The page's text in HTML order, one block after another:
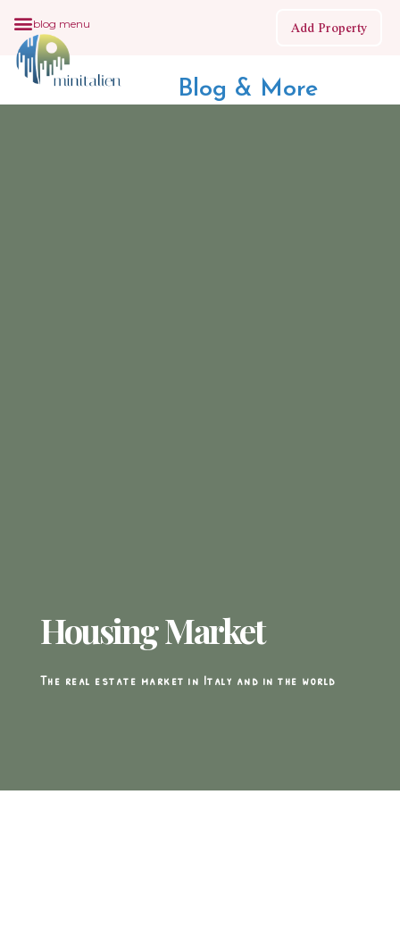
blog menu Add Property
Blog & More
Housing Market
The real estate market in Italy and in the world